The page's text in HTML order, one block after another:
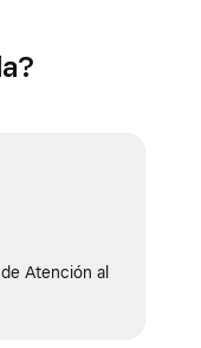
Atención al